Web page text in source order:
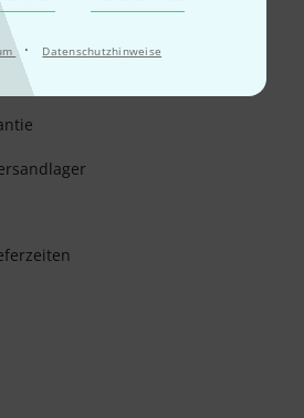
· Datenschutzhinweise